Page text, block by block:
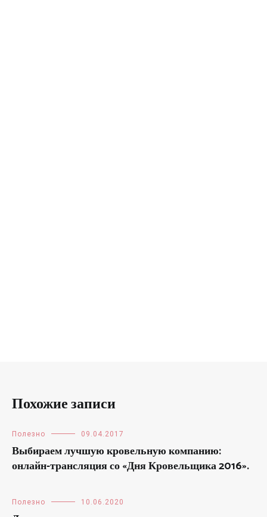
Похожие записи
Полезно 09.04.2017
Выбираем лучшую кровельную компанию:
онлайн-трансляция со «Дня Кровельщика 2016».
Полезно 10.06.2020